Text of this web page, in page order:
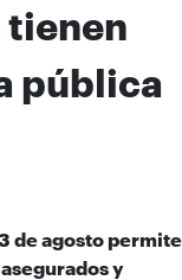
tienen
pública
de agosto permite
y